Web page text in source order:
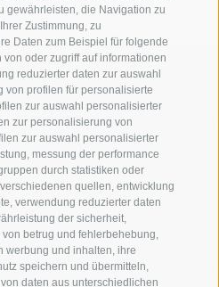
gewährleisten, die Navigation zu
Zustimmung, zu
Daten zum Beispiel für folgende
oder zugriff auf informationen
reduzierter daten zur auswahl
von profilen für personalisierte
zur auswahl personalisierter
zur personalisierung von
zur auswahl personalisierter
messung der performance
durch statistiken oder
quellen, entwicklung
verwendung reduzierter daten
der sicherheit,
betrug und fehlerbehebung,
werbung und inhalten, ihre
speichern und übermitteln,
daten aus unterschiedlichen
SPORT UND
MENGE
SKIFAHREN
WANDERN
HOCHALPINE